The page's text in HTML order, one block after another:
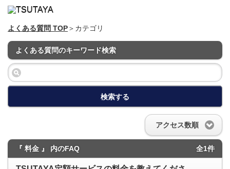
よくある質問 TOP＞カテゴリ
よくある質問のキーワード検索
検索する
アクセス数順
『 料金 』 内のFAQ 全1件